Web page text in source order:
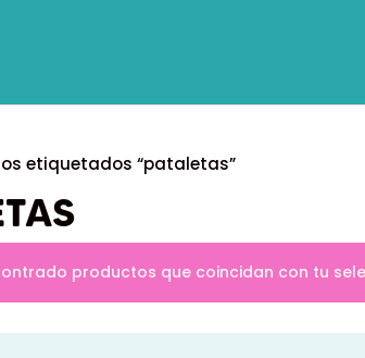
etiquetados “pataletas”
productos que coincidan con tu